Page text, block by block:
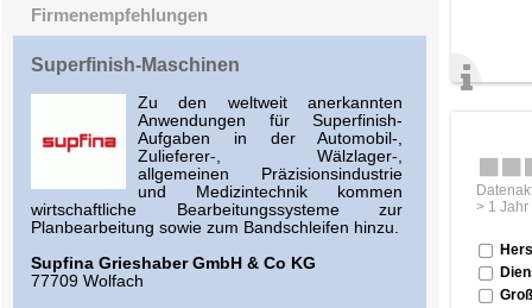
Firmenempfehlungen
Superfinish-Maschinen
Zu den weltweit anerkannten
Anwendungen für Superfinish-
Aufgaben in der Automobil-,
Zulieferer-, Wälzlager-,
allgemeinen Präzisionsindustrie
und Medizintechnik kommen
wirtschaftliche Bearbeitungssysteme zur
Planbearbeitung sowie zum Bandschleifen hinzu.
Supfina Grieshaber GmbH & Co KG
77709 Wolfach
> 1 Jahr